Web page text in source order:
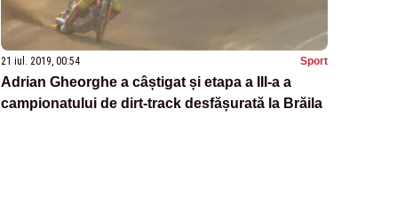
21 iul. 2019, 00:54 Sport
Adrian Gheorghe a câștigat și etapa a III-a a
campionatului de dirt-track desfășurată la Brăila